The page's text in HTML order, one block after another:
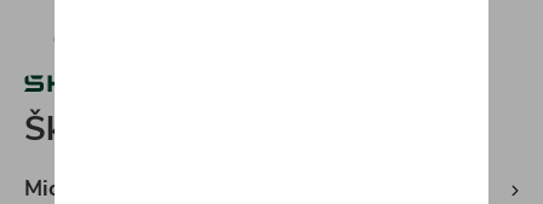
Škoda
Michaël Mazuin Fleurus Škoda